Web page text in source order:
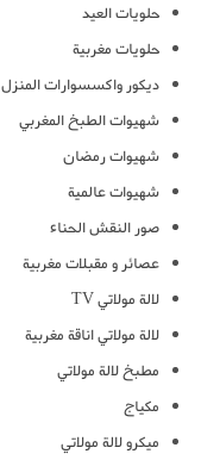
حلويات العيد
حلويات مغربية
ديكور واكسسوارات المنزل
شهيوات الطبخ المغربي
شهيوات رمضان
شهيوات عالمية
صور النقش الحناء
عصائر و مقبلات مغربية
لالة مولاتي TV
لالة مولاتي اناقة مغربية
مطبخ لالة مولاتي
مكياج
ميكرو لالة مولاتي